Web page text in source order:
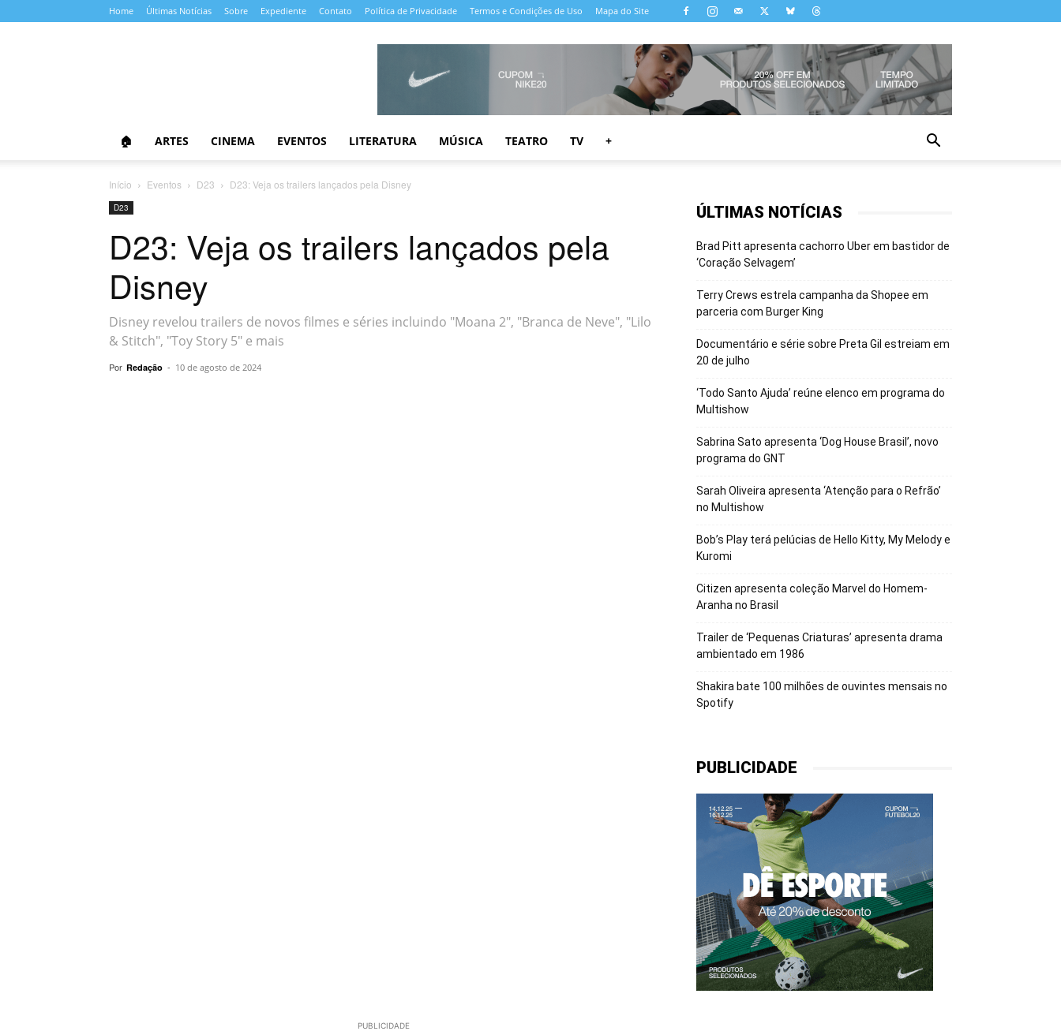
Home Últimas Notícias Sobre Expediente Contato Política de Privacidade Termos e Condições de Uso Mapa do Site
🏠 ARTES CINEMA EVENTOS LITERATURA MÚSICA TEATRO TV +
Início Eventos D23 D23: Veja os trailers lançados pela Disney
D23
D23: Veja os trailers lançados pela
Disney
Disney revelou trailers de novos filmes e séries incluindo "Moana 2", "Branca de Neve", "Lilo
& Stitch", "Toy Story 5" e mais
Por Redação - 10 de agosto de 2024
PUBLICIDADE
ÚLTIMAS NOTÍCIAS
Brad Pitt apresenta cachorro Uber em bastidor de
‘Coração Selvagem’
Terry Crews estrela campanha da Shopee em
parceria com Burger King
Documentário e série sobre Preta Gil estreiam em
20 de julho
‘Todo Santo Ajuda’ reúne elenco em programa do
Multishow
Sabrina Sato apresenta ‘Dog House Brasil’, novo
programa do GNT
Sarah Oliveira apresenta ‘Atenção para o Refrão’
no Multishow
Bob’s Play terá pelúcias de Hello Kitty, My Melody e
Kuromi
Citizen apresenta coleção Marvel do Homem-
Aranha no Brasil
Trailer de ‘Pequenas Criaturas’ apresenta drama
ambientado em 1986
Shakira bate 100 milhões de ouvintes mensais no
Spotify
PUBLICIDADE